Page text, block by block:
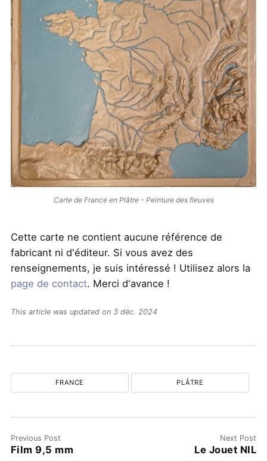
Carte de France en Plâtre - Peinture des fleuves
Cette carte ne contient aucune référence de
fabricant ni d'éditeur. Si vous avez des
renseignements, je suis intéressé ! Utilisez alors la
page de contact. Merci d'avance !
This article was updated on 3 déc. 2024
FRANCE PLÂTRE
Previous Post
Film 9,5 mm
Next Post
Le Jouet NIL